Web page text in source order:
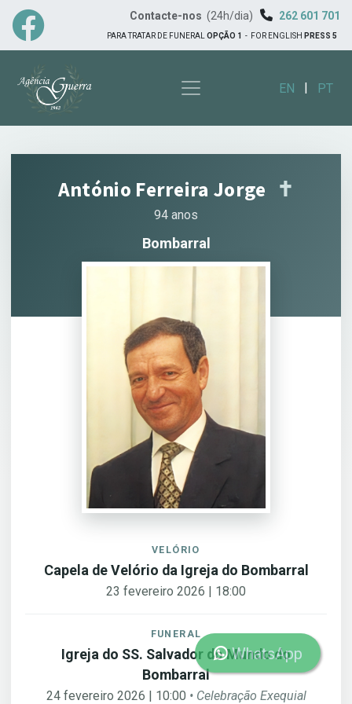
Contacte-nos (24h/dia) 262 601 701
PARA TRATAR DE FUNERAL OPÇÃO 1 - FOR ENGLISH PRESS 5
EN | PT
António Ferreira Jorge ✝︎
94 anos
Bombarral
VELÓRIO
Capela de Velório da Igreja do Bombarral
23 fevereiro 2026 | 18:00
FUNERAL
Igreja do SS. Salvador do Mundo do
Bombarral
24 fevereiro 2026 | 10:00 • Celebração Exequial
WhatsApp